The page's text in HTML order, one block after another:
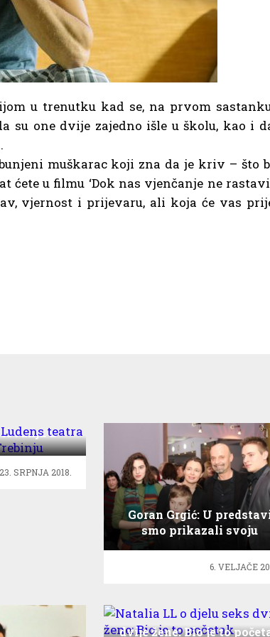
u trenutku kad se, na prvom
su one dvije zajedno išle u školu, kao i
muškarac koji zna da je kriv – što
u filmu ‘Dok nas vjenčanje ne
vjernost i prijevaru, ali koja će vas
u
23. SRPNJA 2018.
Goran Grgić: U
smo prikazali svoju
ovisnost o ženama
6. VELJAČE
Natalia LL o djelu seks
dvije žene: Bio je to